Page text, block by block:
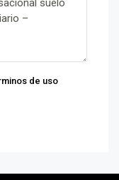
de uso